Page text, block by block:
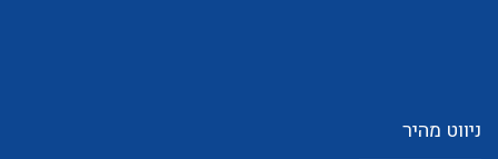
ניווט מהיר